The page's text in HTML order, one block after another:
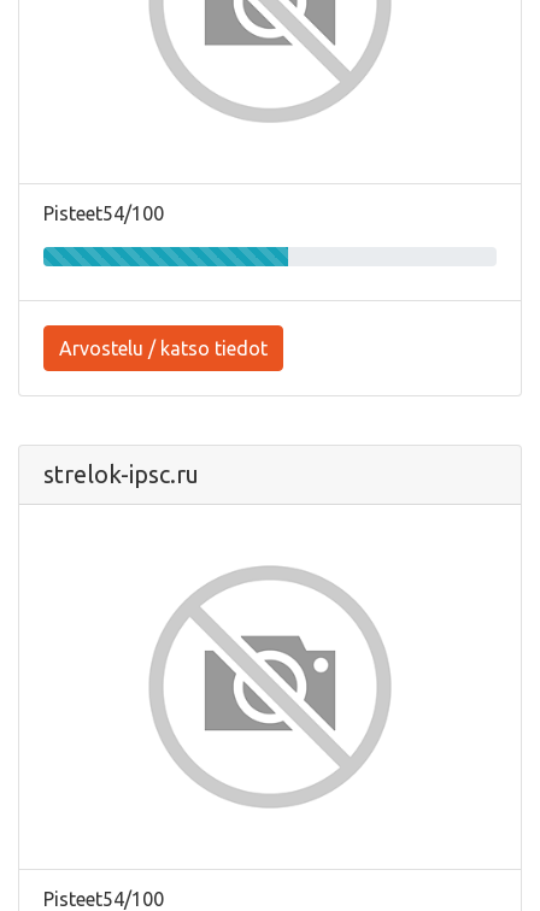
Pisteet54/100
Arvostelu / katso tiedot
strelok-ipsc.ru
Pisteet54/100